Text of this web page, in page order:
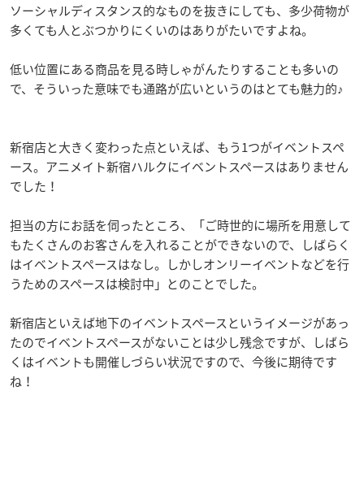
ソーシャルディスタンス的なものを抜きにしても、多少荷物が
多くても人とぶつかりにくいのはありがたいですよね。
低い位置にある商品を見る時しゃがんたりすることも多いの
で、そういった意味でも通路が広いというのはとても魅力的♪
新宿店と大きく変わった点といえば、もう1つがイベントスペ
ース。アニメイト新宿ハルクにイベントスペースはありません
でした！
担当の方にお話を伺ったところ、「ご時世的に場所を用意して
もたくさんのお客さんを入れることができないので、しばらく
はイベントスペースはなし。しかしオンリーイベントなどを行
うためのスペースは検討中」とのことでした。
新宿店といえば地下のイベントスペースというイメージがあっ
たのでイベントスペースがないことは少し残念ですが、しばら
くはイベントも開催しづらい状況ですので、今後に期待です
ね！